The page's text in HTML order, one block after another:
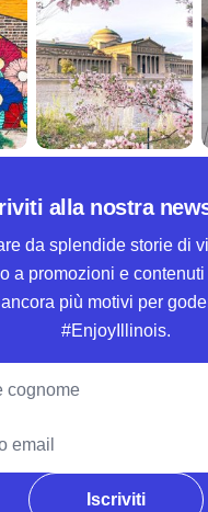
alla nostra
da splendide storie di
a promozioni e
più motivi per
#EnjoyIllinois.
Iscriviti